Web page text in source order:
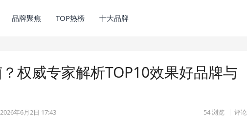
品牌聚焦 TOP热榜 十大品牌
权威专家解析TOP10效果好品牌与
2026年6月2日 17:43 54浏览 评论